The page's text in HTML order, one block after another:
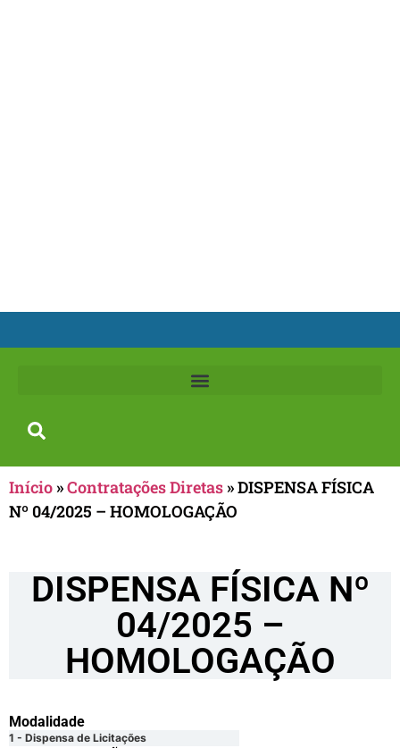
Início»Contratações Diretas»DISPENSA FÍSICA
Nº 04/2025 – HOMOLOGAÇÃO
DISPENSA FÍSICA Nº
04/2025 –
HOMOLOGAÇÃO
Modalidade
1 - Dispensa de Licitações